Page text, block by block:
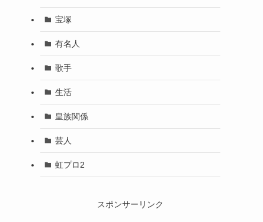
宝塚
有名人
歌手
生活
皇族関係
芸人
虹プロ2
スポンサーリンク